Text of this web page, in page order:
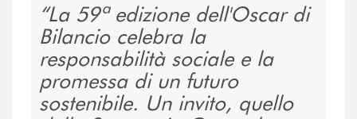
La 59ª edizione dell'Oscar di
Bilancio celebra la
responsabilità sociale e la
promessa di un futuro
sostenibile. Un invito, quello